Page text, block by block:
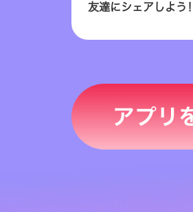
友達にシェアしよう！